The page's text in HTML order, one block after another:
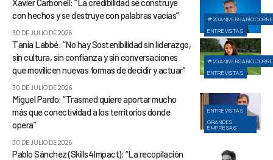
ENTREVISTAS
Xavier Carbonell: “La credibilidad se construye
con hechos y se destruye con palabras vacías”
30 DE JULIO DE 2026
ENTREVISTAS
Tania Labbé: “No hay Sostenibilidad sin liderazgo,
sin cultura, sin confianza y sin conversaciones
que movilicen nuevas formas de decidir y actuar”
30 DE JULIO DE 2026
ENTREVISTAS
GRANDES
EMPRESAS
Miguel Pardo: “Trasmed quiere aportar mucho
más que conectividad a los territorios donde
opera”
30 DE JULIO DE 2026
Pablo Sánchez (Skills4Impact): “La recopilación